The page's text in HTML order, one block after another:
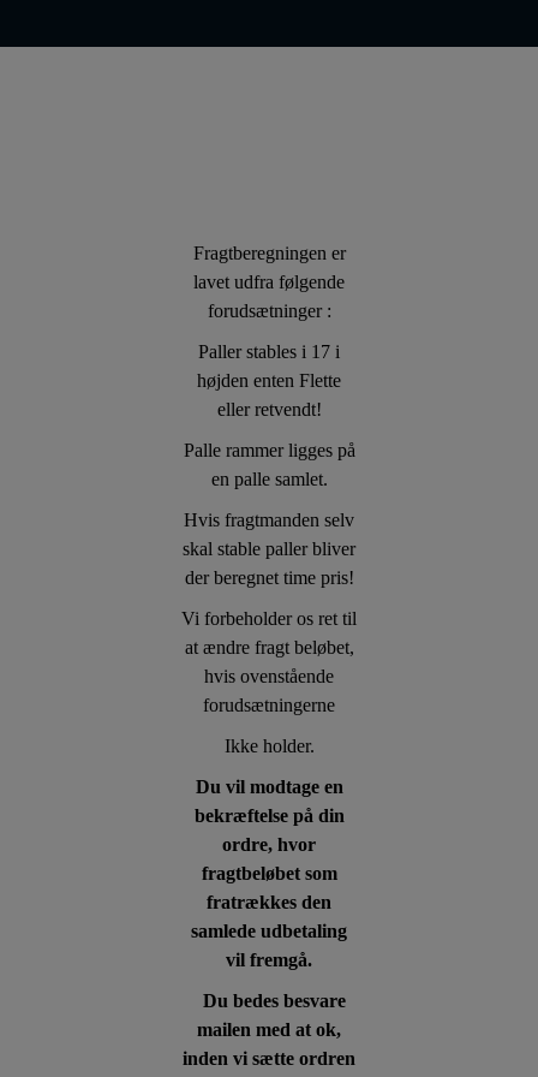
Fragtberegningen er
lavet udfra følgende
forudsætninger :
Paller stables i 17 i
højden enten Flette
eller retvendt!
Palle rammer ligges på
en palle samlet.
Hvis fragtmanden selv
skal stable paller bliver
der beregnet time pris!
Vi forbeholder os ret til
at ændre fragt beløbet,
hvis ovenstående
forudsætningerne
Ikke holder.
Du vil modtage en
bekræftelse på din
ordre, hvor
fragtbeløbet som
fratrækkes den
samlede udbetaling
vil fremgå.
Du bedes besvare
mailen med at ok,
inden vi sætte ordren